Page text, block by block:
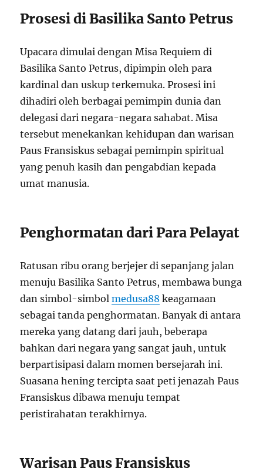
Prosesi di Basilika Santo Petrus
Upacara dimulai dengan Misa Requiem di
Basilika Santo Petrus, dipimpin oleh para
kardinal dan uskup terkemuka. Prosesi ini
dihadiri oleh berbagai pemimpin dunia dan
delegasi dari negara-negara sahabat. Misa
tersebut menekankan kehidupan dan warisan
Paus Fransiskus sebagai pemimpin spiritual
yang penuh kasih dan pengabdian kepada
umat manusia.
Penghormatan dari Para Pelayat
Ratusan ribu orang berjejer di sepanjang jalan
menuju Basilika Santo Petrus, membawa bunga
dan simbol-simbolmedusa88 keagamaan
sebagai tanda penghormatan. Banyak di antara
mereka yang datang dari jauh, beberapa
bahkan dari negara yang sangat jauh, untuk
berpartisipasi dalam momen bersejarah ini.
Suasana hening tercipta saat peti jenazah Paus
Fransiskus dibawa menuju tempat
peristirahatan terakhirnya.
Warisan Paus Fransiskus